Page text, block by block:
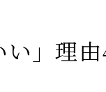
い」理